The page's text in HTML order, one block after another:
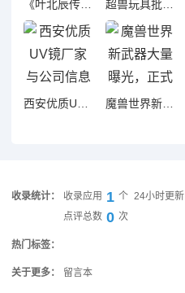
西安优质UV镜厂家与公司信息全面查询指南 魔兽世界新武器大量曝光，正式服与探索赛季或将联动
收录统计： 收录应用 1 个 24小时更新
点评总数 0 次
热门标签：
关于更多： 留言本